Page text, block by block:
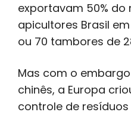
exportavam 50% do
apicultores Brasil
ou 70 tambores de
Mas com o
chinês, a Europa
controle de